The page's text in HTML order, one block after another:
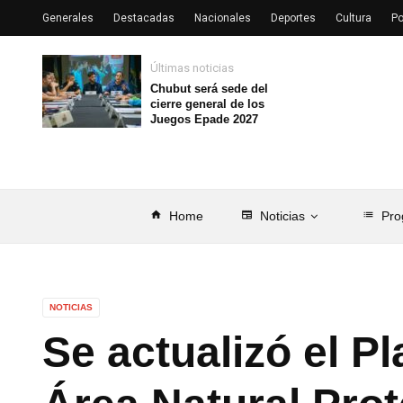
home Home newspaper Noticias list
Últimas noticias
Chubut será sede del
cierre general de los
Juegos Epade 2027
Generales Destacadas Nacionales Deportes Cultura
NOTICIAS
Se actualizó el